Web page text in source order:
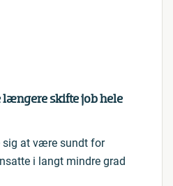
skifte job hele
sig at være sundt for
i langt mindre grad